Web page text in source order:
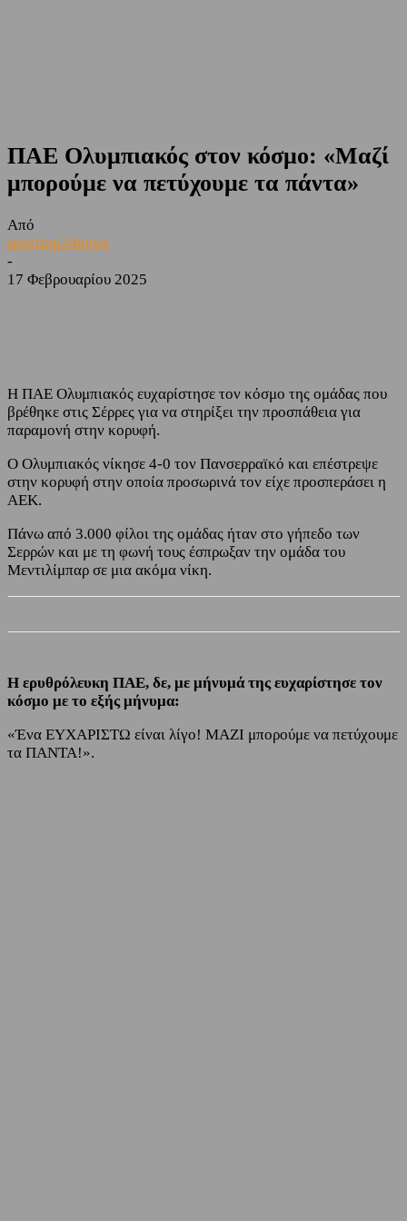
ΠΑΕ Ολυμπιακός στον κόσμο: «Μαζί
μπορούμε να πετύχουμε τα πάντα»
Από
sporting24news
-
17 Φεβρουαρίου 2025
Η ΠΑΕ Ολυμπιακός ευχαρίστησε τον κόσμο της ομάδας που
βρέθηκε στις Σέρρες για να στηρίξει την προσπάθεια για
παραμονή στην κορυφή.
Ο Ολυμπιακός νίκησε 4-0 τον Πανσερραϊκό και επέστρεψε
στην κορυφή στην οποία προσωρινά τον είχε προσπεράσει η
ΑΕΚ.
Πάνω από 3.000 φίλοι της ομάδας ήταν στο γήπεδο των
Σερρών και με τη φωνή τους έσπρωξαν την ομάδα του
Μεντιλίμπαρ σε μια ακόμα νίκη.
Η ερυθρόλευκη ΠΑΕ, δε, με μήνυμά της ευχαρίστησε τον
κόσμο με το εξής μήνυμα:
«Ένα ΕΥΧΑΡΙΣΤΩ είναι λίγο! ΜΑΖΙ μπορούμε να πετύχουμε
τα ΠΑΝΤΑ!».